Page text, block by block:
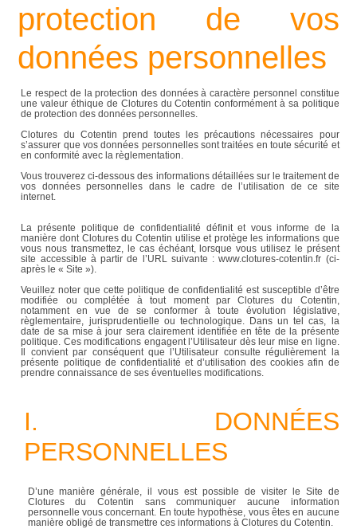
protection de vos
données personnelles
Le respect de la protection des données à caractère personnel constitue
une valeur éthique de Clotures du Cotentin conformément à sa politique
de protection des données personnelles.
Clotures du Cotentin prend toutes les précautions nécessaires pour
s’assurer que vos données personnelles sont traitées en toute sécurité et
en conformité avec la règlementation.
Vous trouverez ci-dessous des informations détaillées sur le traitement de
vos données personnelles dans le cadre de l’utilisation de ce site
internet.
La présente politique de confidentialité définit et vous informe de la
manière dont Clotures du Cotentin utilise et protège les informations que
vous nous transmettez, le cas échéant, lorsque vous utilisez le présent
site accessible à partir de l’URL suivante : www.clotures-cotentin.fr (ci-
après le « Site »).
Veuillez noter que cette politique de confidentialité est susceptible d’être
modifiée ou complétée à tout moment par Clotures du Cotentin,
notamment en vue de se conformer à toute évolution législative,
règlementaire, jurisprudentielle ou technologique. Dans un tel cas, la
date de sa mise à jour sera clairement identifiée en tête de la présente
politique. Ces modifications engagent l’Utilisateur dès leur mise en ligne.
Il convient par conséquent que l’Utilisateur consulte régulièrement la
présente politique de confidentialité et d’utilisation des cookies afin de
prendre connaissance de ses éventuelles modifications.
I. DONNÉES
PERSONNELLES
D’une manière générale, il vous est possible de visiter le Site de
Clotures du Cotentin sans communiquer aucune information
personnelle vous concernant. En toute hypothèse, vous êtes en aucune
manière obligé de transmettre ces informations à Clotures du Cotentin.